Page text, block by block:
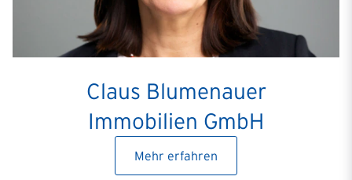
Claus Blumenauer
Immobilien GmbH
Mehr erfahren